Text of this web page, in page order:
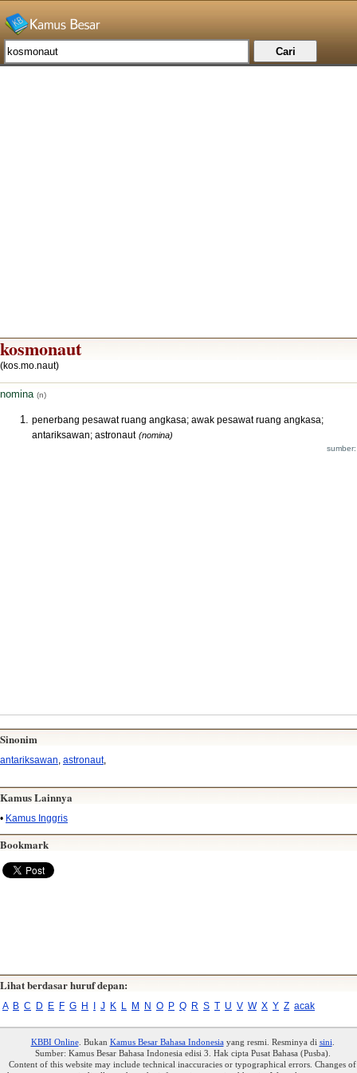
kosmonaut
(kos.mo.naut)
nomina (n)
penerbang pesawat ruang angkasa; awak pesawat ruang angkasa;
antariksawan; astronaut (nomina)
Sinonim
antariksawan astronaut,
Kamus Lainnya
• Kamus Inggris
Bookmark
Lihat berdasar huruf depan:
A B C D E F G H J K L M N O P Q R S T U V W X Y Z acak
KBBI Online. Bukan Kamus Besar Bahasa Indonesiayang resmi. Resminya di sini
Sumber: Kamus Besar Bahasa Indonesia edisi 3. Hak cipta Pusat Bahasa (Pusba).
Content of this website may include technical inaccuracies or typographical errors. Changes of